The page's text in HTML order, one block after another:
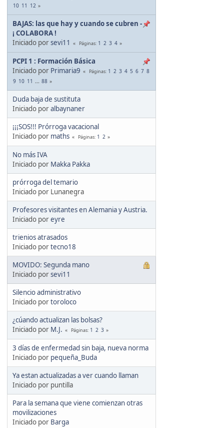
10 11 12
BAJAS: las que hay y cuando se cubren -
¡ COLABORA !
Iniciado porsevi11 Páginas 1 2 3 4
PCPI 1 : Formación Básica
Iniciado por Primaria9 Páginas 1 2 3 4 5 6 7 8
9 10 11 ... 88
Duda baja de sustituta
Iniciado poralbaynaner
¡¡¡SOS!!! Prórroga vacacional
Iniciado por maths Páginas 1 2
No más IVA
Iniciado por Makka Pakka
prórroga del temario
Iniciado por Lunanegra
Profesores visitantes en Alemania y Austria.
Iniciado poreyre
trienios atrasados
Iniciado portecno18
MOVIDO: Segunda mano
Iniciado porsevi11
Silencio administrativo
Iniciado portoroloco
¿cúando actualizan las bolsas?
Iniciado por M.J. Páginas 1 2 3
3 días de enfermedad sin baja, nueva norma
Iniciado por pequeña_Buda
Ya estan actualizadas a ver cuando llaman
Iniciado por puntilla
Para la semana que viene comienzan otras
movilizaciones
Iniciado por Barga